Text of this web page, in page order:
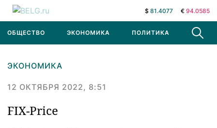
$ 81.4077 € 94.0585
ОБЩЕСТВО ЭКОНОМИКА ПОЛИТИКА В МИРЕ
ЭКОНОМИКА
12 ОКТЯБРЯ 2022, 8:51
FIX-Price